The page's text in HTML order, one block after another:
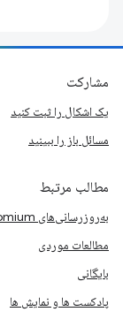
مشارکت
یک اشکال را ثبت کنید
مسائل باز را ببینید
مطالب مرتبط
به‌روزرسانی‌های Chromium
مطالعات موردی
بایگانی
پادکست ها و نمایش ها